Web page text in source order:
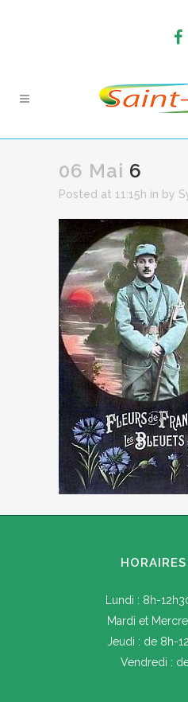
06 Mai 6
Posted at 11:15h in by
Lundi : 8h-
Mardi et
Jeudi : de 8h-
Vendredi :